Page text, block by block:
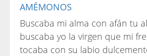
AMÉMONOS
Buscaba mi alma con afán tu
buscaba yo la virgen que mi
tocaba con su labio